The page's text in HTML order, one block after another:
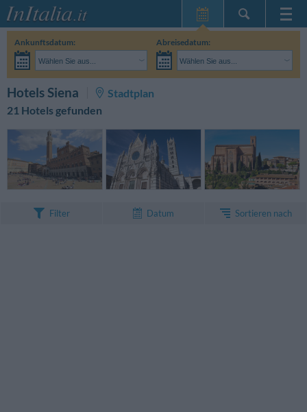
Meine
Reservierungen
Ankunftsdatum:
Wählen Sie aus...
Abreisedatum:
Wählen Sie aus...
Hotels Siena
Stadtplan
21 Hotels gefunden
Filter Datum Sortieren nach